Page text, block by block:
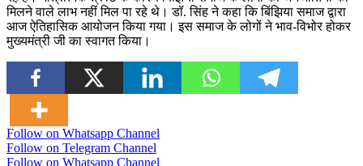
मिलने वाले लाभ नहीं मिल पा रहे थे। डॉ. सिंह ने कहा कि बिंझिया समाज द्वारा
आज ऐतिहासिक आयोजन किया गया। इस समाज के लोगों ने भाव-विभोर होकर
मुख्यमंत्री जी का स्वागत किया।
Follow on Whatsapp Channel
Follow on Telegram Channel
Follow on Whatsapp Channel